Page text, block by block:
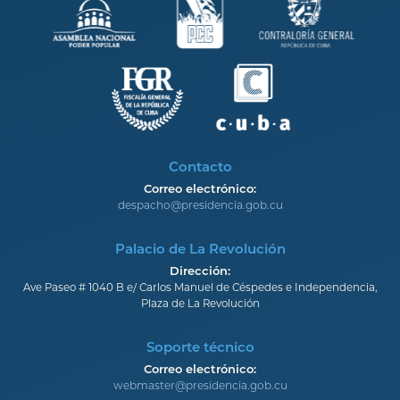
Contacto
Correo electrónico:
despacho@presidencia.gob.cu
Palacio de La Revolución
Dirección:
Ave Paseo # 1040 B e/ Carlos Manuel de Céspedes e Independencia,
Plaza de La Revolución
Soporte técnico
Correo electrónico:
webmaster@presidencia.gob.cu